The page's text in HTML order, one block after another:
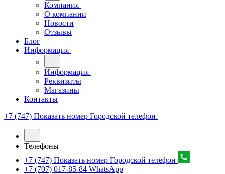
Компания
О компании
Новости
Отзывы
Блог
Информация
Информация
Реквизиты
Магазины
Контакты
+7 (747) Показать номер Городской телефон
Телефоны
+7 (747) Показать номер Городской телефон
+7 (707) 017-85-84 WhatsApp